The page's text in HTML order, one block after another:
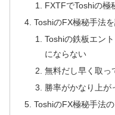
FXTFでToshiの極
ToshiのFX極秘手法
Toshiの鉄板エン
にならない
無料だし早く取っ
勝率がかなり上が
ToshiのFX極秘手法